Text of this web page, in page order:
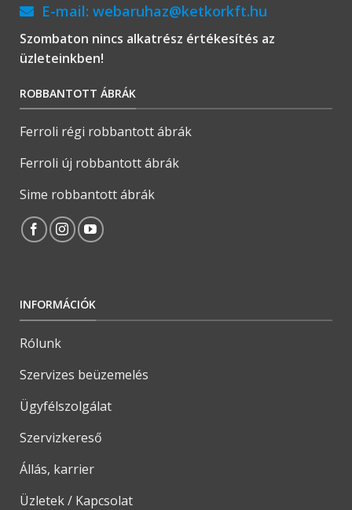
E-mail: webaruhaz@ketkorkft.hu
Szombaton nincs alkatrész értékesítés az
üzleteinkben!
ROBBANTOTT ÁBRÁK
Ferroli régi robbantott ábrák
Ferroli új robbantott ábrák
Sime robbantott ábrák
INFORMÁCIÓK
Rólunk
Szervizes beüzemelés
Ügyfélszolgálat
Szervizkereső
Állás, karrier
Üzletek / Kapcsolat